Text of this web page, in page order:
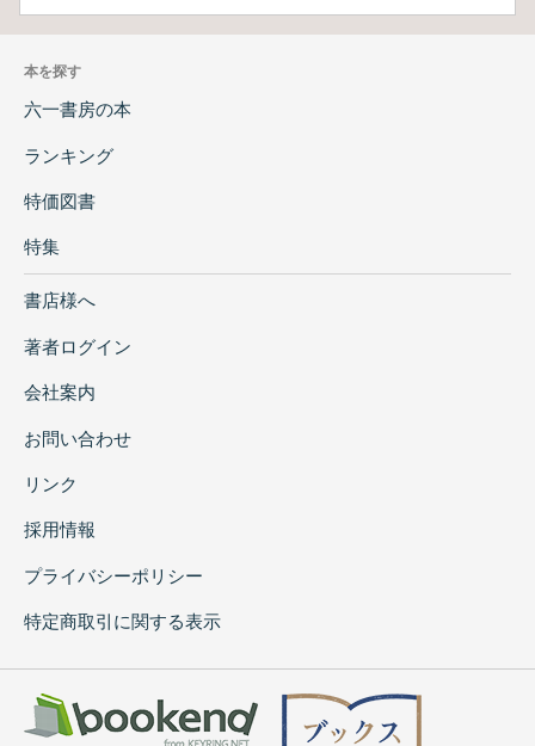
本を探す
六一書房の本
ランキング
特価図書
特集
書店様へ
著者ログイン
会社案内
お問い合わせ
リンク
採用情報
プライバシーポリシー
特定商取引に関する表示